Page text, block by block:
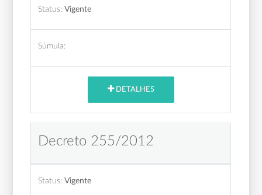
Status: Vigente
Súmula:
DETALHES
Decreto 255/2012
Status: Vigente